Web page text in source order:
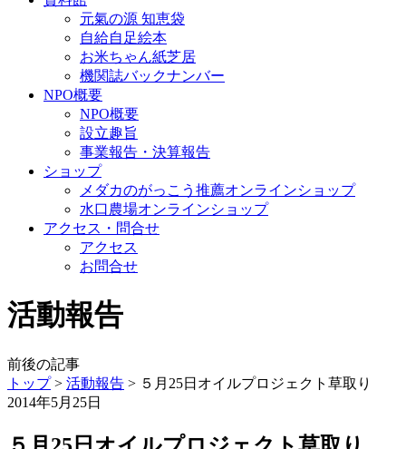
元氣の源 知恵袋
自給自足絵本
お米ちゃん紙芝居
機関誌バックナンバー
NPO概要
NPO概要
設立趣旨
事業報告・決算報告
ショップ
メダカのがっこう推薦オンラインショップ
水口農場オンラインショップ
アクセス・問合せ
アクセス
お問合せ
活動報告
前後の記事
トップ> 活動報告 > ５月25日オイルプロジェクト草取り
2014年5月25日